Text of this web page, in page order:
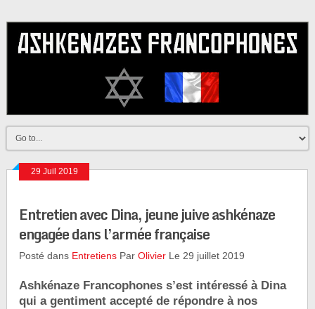
29 Juil 2019
Entretien avec Dina, jeune juive ashkénaze
engagée dans l’armée française
Posté dans Entretiens ParOlivier Le 29 juillet 2019
Ashkénaze Francophones s’est intéressé à Dina
qui a gentiment accepté de répondre à nos